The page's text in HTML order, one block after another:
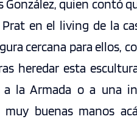
González, quien contó
en el living de la
cercana para ellos,
heredar esta
a la Armada o a una
buenas manos